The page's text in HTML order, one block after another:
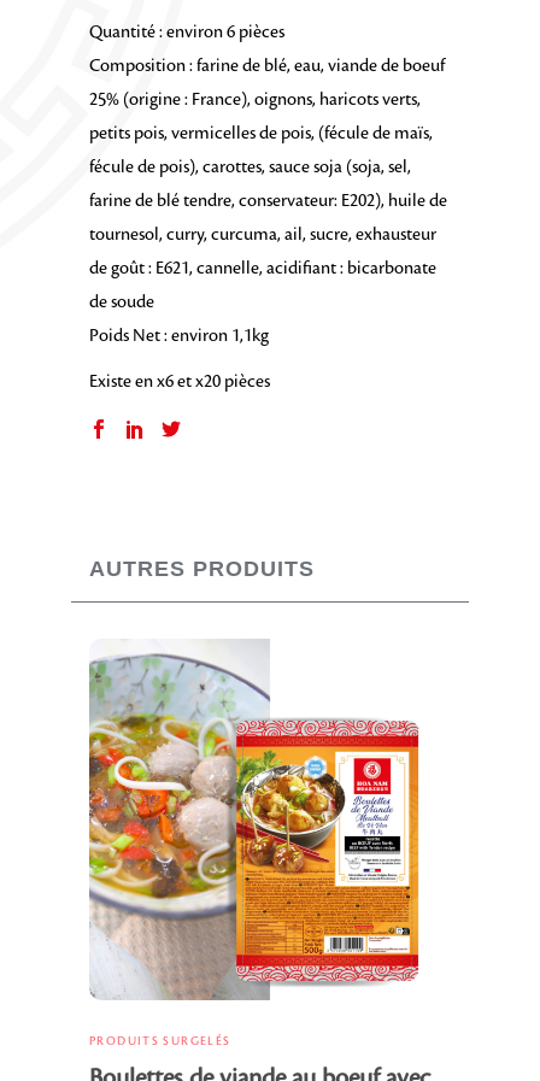
Quantité : environ 6 pièces
Composition : farine de blé, eau, viande de boeuf
25% (origine : France), oignons, haricots verts,
petits pois, vermicelles de pois, (fécule de maïs,
fécule de pois), carottes, sauce soja (soja, sel,
farine de blé tendre, conservateur: E202), huile de
tournesol, curry, curcuma, ail, sucre, exhausteur
de goût : E621, cannelle, acidifiant : bicarbonate
de soude
Poids Net : environ 1,1kg
Existe en x6 et x20 pièces
AUTRES PRODUITS
PRODUITS SURGELÉS